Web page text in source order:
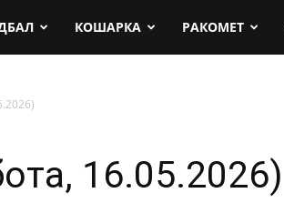
КОШАРКА РАКОМЕТ
16.05.2026)